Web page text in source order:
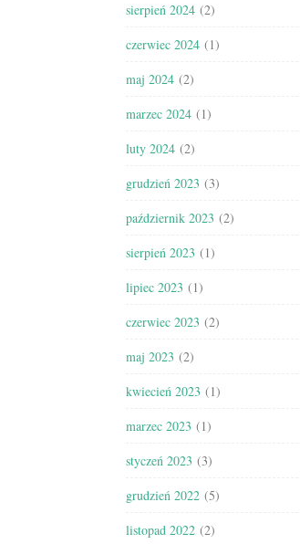
sierpień 2024 (2)
czerwiec 2024 (1)
maj 2024 (2)
marzec 2024 (1)
luty 2024 (2)
grudzień 2023 (3)
październik 2023 (2)
sierpień 2023 (1)
lipiec 2023 (1)
czerwiec 2023 (2)
maj 2023 (2)
kwiecień 2023 (1)
marzec 2023 (1)
styczeń 2023 (3)
grudzień 2022 (5)
listopad 2022 (2)